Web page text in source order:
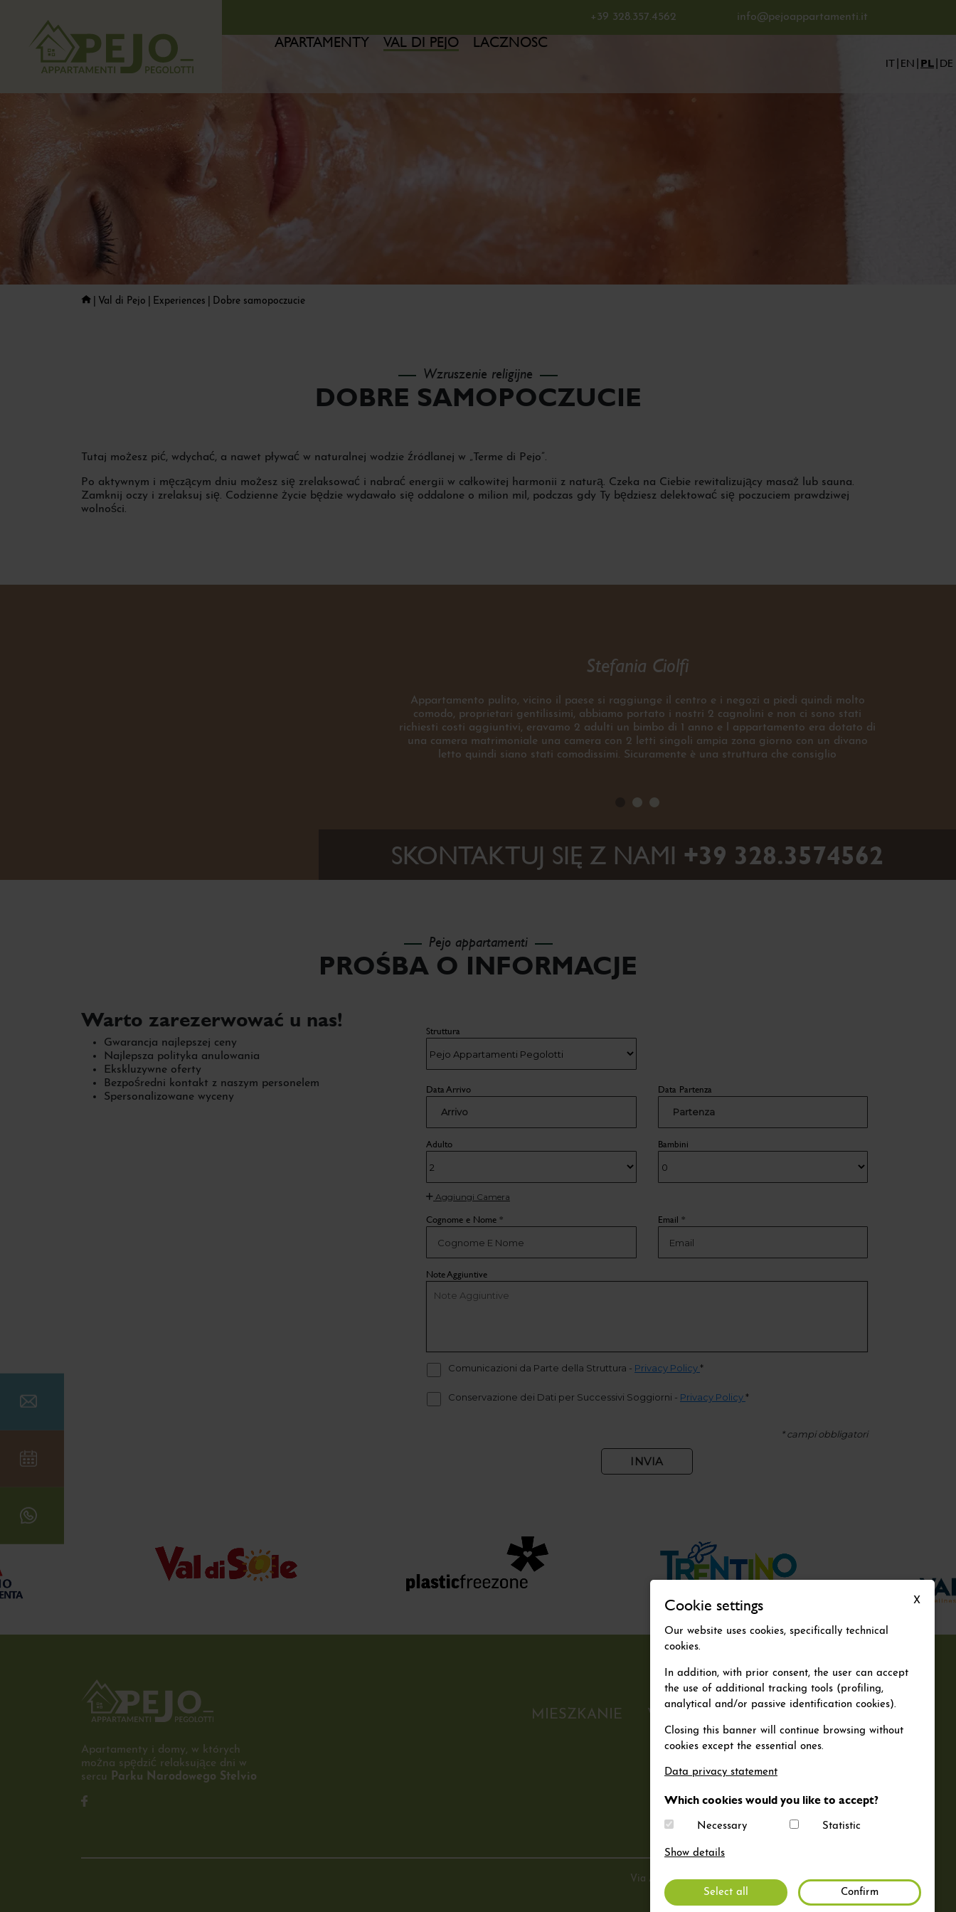
+39 328.357.4562 info@pejoappartamenti.it
APARTAMENTY VAL DI PEJO LACZNOSC
IT EN PL DE
Val di Pejo Experiences Dobre samopoczucie
Wzruszenie religijne
DOBRE SAMOPOCZUCIE
Tutaj możesz pić, wdychać, a nawet pływać w naturalnej wodzie źródlanej w „Terme di Pejo”.
Po aktywnym i męczącym dniu możesz się zrelaksować i nabrać energii w całkowitej harmonii z naturą. Czeka na Ciebie rewitalizujący masaż lub sauna.
Zamknij oczy i zrelaksuj się. Codzienne życie będzie wydawało się oddalone o milion mil, podczas gdy Ty będziesz delektować się poczuciem prawdziwej
wolności.
Stefania Ciolfi
Appartamento pulito, vicino il paese si raggiunge il centro e i negozi a piedi quindi molto
comodo, proprietari gentilissimi, abbiamo portato i nostri 2 cagnolini e non ci sono stati
richiesti costi aggiuntivi, eravamo 2 adulti un bimbo di 1 anno e l appartamento era dotato di
una camera matrimoniale una camera con 2 letti singoli ampia zona giorno con un divano
letto quindi siano stati comodissimi. Sicuramente è una struttura che consiglio
SKONTAKTUJ SIĘ Z NAMI +39 328.3574562
Pejo appartamenti
PROŚBA O INFORMACJE
Warto zarezerwować u nas!
Gwarancja najlepszej ceny
Najlepsza polityka anulowania
Ekskluzywne oferty
Bezpośredni kontakt z naszym personelem
Spersonalizowane wyceny
Struttura
Data Arrivo
Arrivo
Data Partenza
Partenza
Adulto Bambini
Aggiungi Camera
Cognome e Nome * Email *
Note Aggiuntive
Comunicazioni da Parte della Struttura - Privacy Policy*
Conservazione dei Dati per Successivi Soggiorni - Privacy Policy*
* campi obbligatori
INVIA
Apartamenty i domy, w których
można spędzić relaksujące dni w
sercu Parku Narodowego Stelvio
MIESZKANIE VAL DI PEJO
PEJO APPARTAMENTI PEGOLOTTI
Via al Cercen, 27 (TN) Cogolo 38024
info@pejoappartamenti.it
Via Alcide De Gasperi, 14 - 38024 Cogolo di Peio (TN)
X
Cookie settings
Our website uses cookies, specifically technical
cookies.
In addition, with prior consent, the user can accept
the use of additional tracking tools (profiling,
analytical and/or passive identification cookies).
Closing this banner will continue browsing without
cookies except the essential ones.
Data privacy statement
Which cookies would you like to accept?
Necessary Statistic
Show details
Select all Confirm